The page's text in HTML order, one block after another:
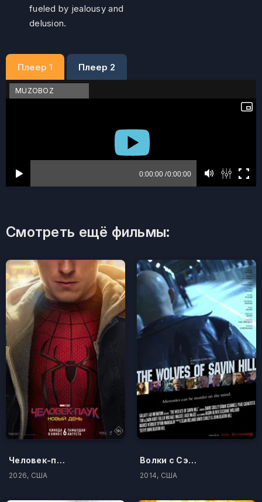
fueled by jealousy and
delusion.
Плеер 1 Плеер 2
MUZOBOZ
Смотреть ещё фильмы:
Человек-паук: Новый день
2026, США
Волки с Сэйвин-Хилл
2014, США